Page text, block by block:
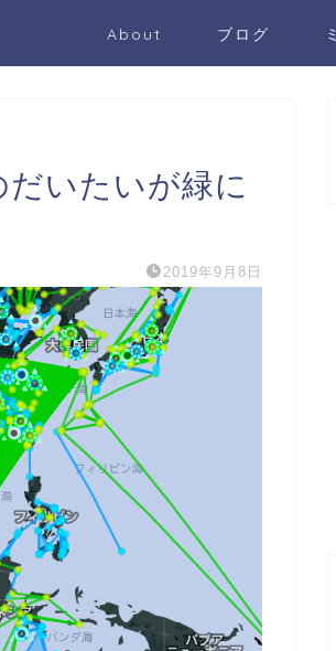
About ブログ
だいたいが緑に
2019年9月8日